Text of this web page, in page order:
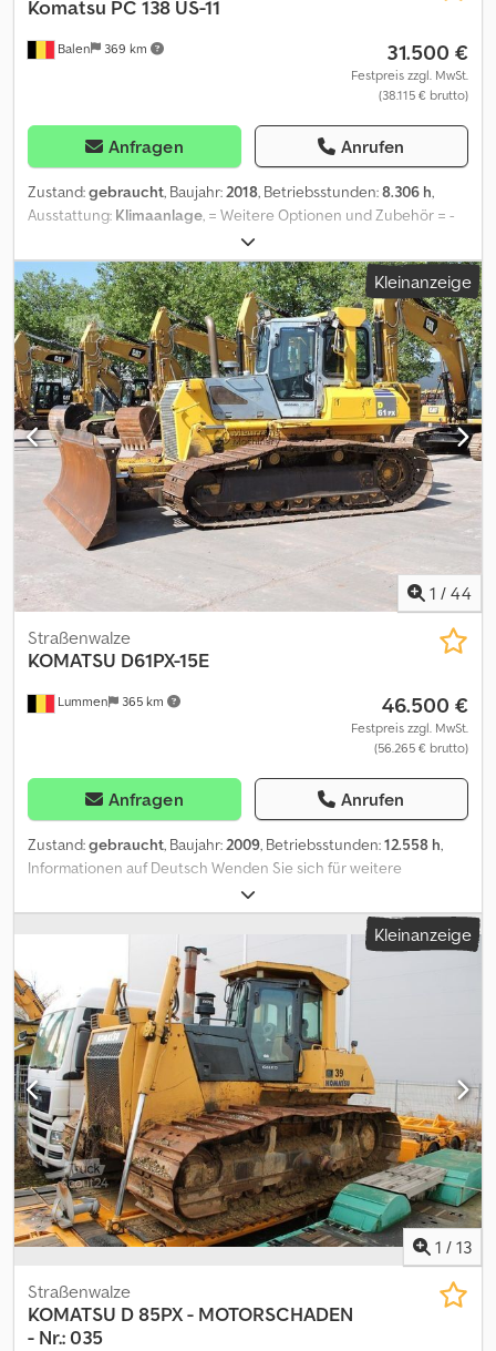
Balen 369 km
Komatsu PC 138 US-11
31.500 €
Festpreis zzgl. MwSt.
(38.115 € brutto)
Anfragen Anrufen
Zustand:gebraucht, Baujahr:2018, Betriebsstunden:8.306 h,
Ausstattung: Klimaanlage, = Weitere Optionen und Zubehör = -
Autom./hydraulische Schnellkupplung - Standard Tieflöffel =
Weitere Informationen = Leergewicht: 13.880 kg Csdpfx Amozrgr
Ijajrf Wenden Sie sich an Geert Geuens, um weitere
Informationen zu erhalten.
Kleinanzeige
1 / 44
Lummen 365 km
Straßenwalze
KOMATSU D61PX-15E
46.500 €
Festpreis zzgl. MwSt.
(56.265 € brutto)
Anfragen Anrufen
Zustand:gebraucht, Baujahr:2009, Betriebsstunden:12.558 h,
Informationen auf Deutsch Wenden Sie sich für weitere
Informationen an Kurt Meurrens, [Telefonnummer]. Informationen
auf Englisch Bitte kontaktieren Sie Kurt Meurrens,
[Telefonnummer], für weitere Informationen. Informationen auf
Niederländisch - 6-Wege-Schild Fahrgestell: 60 % Klimaanlage
Weitere Informationen Für weitere Informationen kontaktieren
Sie Kurt Meurrens, [Telefonnummer]. Crsdozahxtspfx Amasf
Kleinanzeige
1 / 13
Straßenwalze
KOMATSU D 85PX - MOTORSCHADEN
- Nr.: 035